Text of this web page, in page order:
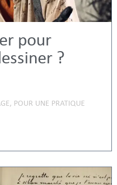
pour
?
, POUR UNE PRATIQUE